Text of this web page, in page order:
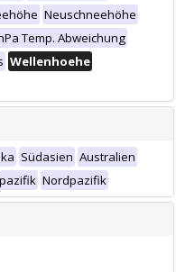
Neuschneehöhe
Temp. Abweichung
Wellenhoehe
Südasien Australien
Nordpazifik